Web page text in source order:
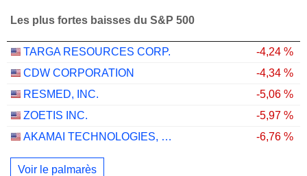
Les plus fortes baisses du S&P 500
TARGA RESOURCES CORP.
-4,24 %
CDW CORPORATION
-4,34 %
RESMED, INC.
-5,06 %
ZOETIS INC.
-5,97 %
AKAMAI TECHNOLOGIES, INC.
-6,76 %
Voir le palmarès